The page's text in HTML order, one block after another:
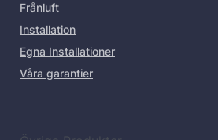
Frånluft
Installation
Egna Installationer
Våra garantier